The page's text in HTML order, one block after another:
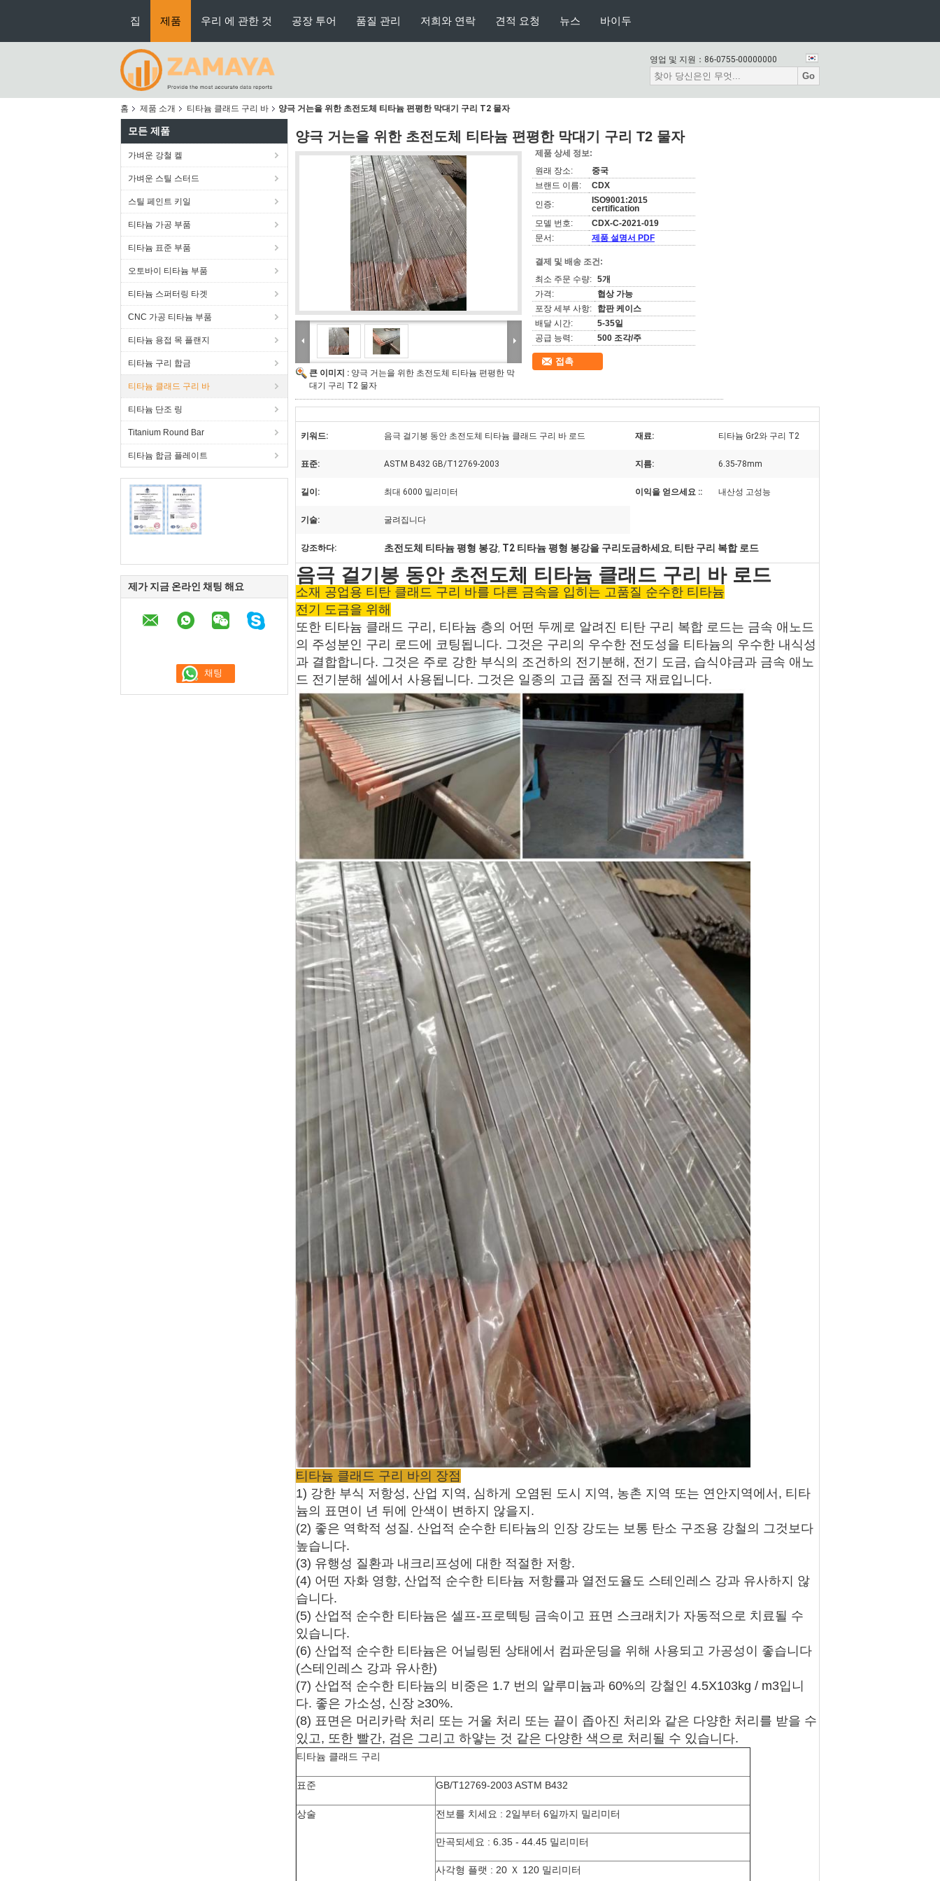
집 제품 우리 에 관한 것 공장 투어 품질 관리 저희와 연락 견적 요청 뉴스 바이두
영업 및 지원： 86-0755-00000000
Go
홈 제품 소개 티타늄 클래드 구리 바 양극 거는을 위한 초전도체 티타늄 편평한 막대기 구리 T2 물자
모든 제품
가벼운 강철 켈
가벼운 스틸 스터드
스틸 페인트 키일
티타늄 가공 부품
티타늄 표준 부품
오토바이 티타늄 부품
티타늄 스퍼터링 타겟
CNC 가공 티타늄 부품
티타늄 용접 목 플랜지
티타늄 구리 합금
티타늄 클래드 구리 바
티타늄 단조 링
Titanium Round Bar
티타늄 합금 플레이트
제가 지금 온라인 채팅 해요
양극 거는을 위한 초전도체 티타늄 편평한 막대기 구리 T2 물자
큰 이미지 : 양극 거는을 위한 초전도체 티타늄 편평한 막
대기 구리 T2 물자
제품 상세 정보:
원래 장소:
중국
브랜드 이름:
CDX
인증:
ISO9001:2015
certification
모델 번호:
CDX-C-2021-019
문서:
제품 설명서 PDF
결제 및 배송 조건:
최소 주문 수량: 5개
가격:
협상 가능
포장 세부 사항:
합판 케이스
배달 시간:
5-35일
공급 능력:
500 조각/주
접촉
키워드: 음극 걸기봉 동안 초전도체 티타늄 클래드 구리 바 로드 재료: 티타늄 Gr2와 구리 T2
표준: ASTM B432 GB/T12769-2003 지름: 6.35-78mm
길이: 최대 6000 밀리미터 이익을 얻으세요 :: 내산성 고성능
기술: 굴려집니다
강조하다: 초전도체 티타늄 평형 봉강, T2 티타늄 평형 봉강을 구리도금하세요, 티탄 구리 복합 로드
음극 걸기봉 동안 초전도체 티타늄 클래드 구리 바 로드
소재 공업용 티탄 클래드 구리 바를 다른 금속을 입히는 고품질 순수한 티타늄
전기 도금을 위해
또한 티타늄 클래드 구리, 티타늄 층의 어떤 두께로 알려진 티탄 구리 복합 로드는 금속 애노드
의 주성분인 구리 로드에 코팅됩니다. 그것은 구리의 우수한 전도성을 티타늄의 우수한 내식성
과 결합합니다. 그것은 주로 강한 부식의 조건하의 전기분해, 전기 도금, 습식야금과 금속 애노
드 전기분해 셀에서 사용됩니다. 그것은 일종의 고급 품질 전극 재료입니다.
티타늄 클래드 구리 바의 장점
1) 강한 부식 저항성, 산업 지역, 심하게 오염된 도시 지역, 농촌 지역 또는 연안지역에서, 티타
늄의 표면이 년 뒤에 안색이 변하지 않을지.
(2) 좋은 역학적 성질. 산업적 순수한 티타늄의 인장 강도는 보통 탄소 구조용 강철의 그것보다
높습니다.
(3) 유행성 질환과 내크리프성에 대한 적절한 저항.
(4) 어떤 자화 영향, 산업적 순수한 티타늄 저항률과 열전도율도 스테인레스 강과 유사하지 않
습니다.
(5) 산업적 순수한 티타늄은 셀프-프로텍팅 금속이고 표면 스크래치가 자동적으로 치료될 수
있습니다.
(6) 산업적 순수한 티타늄은 어닐링된 상태에서 컴파운딩을 위해 사용되고 가공성이 좋습니다
(스테인레스 강과 유사한)
(7) 산업적 순수한 티타늄의 비중은 1.7 번의 알루미늄과 60%의 강철인 4.5X103kg / m3입니
다. 좋은 가소성, 신장 ≥30%.
(8) 표면은 머리카락 처리 또는 거울 처리 또는 끝이 좁아진 처리와 같은 다양한 처리를 받을 수
있고, 또한 빨간, 검은 그리고 하얗는 것 같은 다양한 색으로 처리될 수 있습니다.
티타늄 클래드 구리
표준 GB/T12769-2003 ASTM B432
상술 전보를 치세요 : 2일부터 6일까지 밀리미터
만곡되세요 : 6.35 - 44.45 밀리미터
사각형 플랫 : 20 Ｘ 120 밀리미터